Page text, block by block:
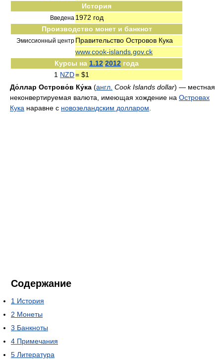
История
Введена 1972 год
Производство монет и банкнот
Эмиссионный центр Правительство Островов Кука
www.cook-islands.gov.ck
Курсы на 1.12.2012 года
1 NZD= $1
До́ллар Острово́в Ку́ка (англ. Cook Islands dollar) — местная
неконвертируемая валюта, имеющая хождение на Островах
Кука наравне с новозеландским долларом
Содержание
1 История
2 Монеты
3 Банкноты
4 Примечания
5 Литература